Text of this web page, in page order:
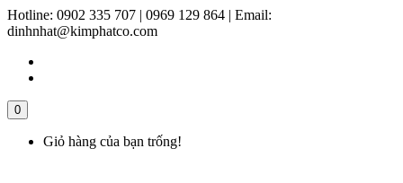
Hotline: 0902 335 707 | 0969 129 864 | Email:
dinhnhat@kimphatco.com
0
Giỏ hàng của bạn trống!